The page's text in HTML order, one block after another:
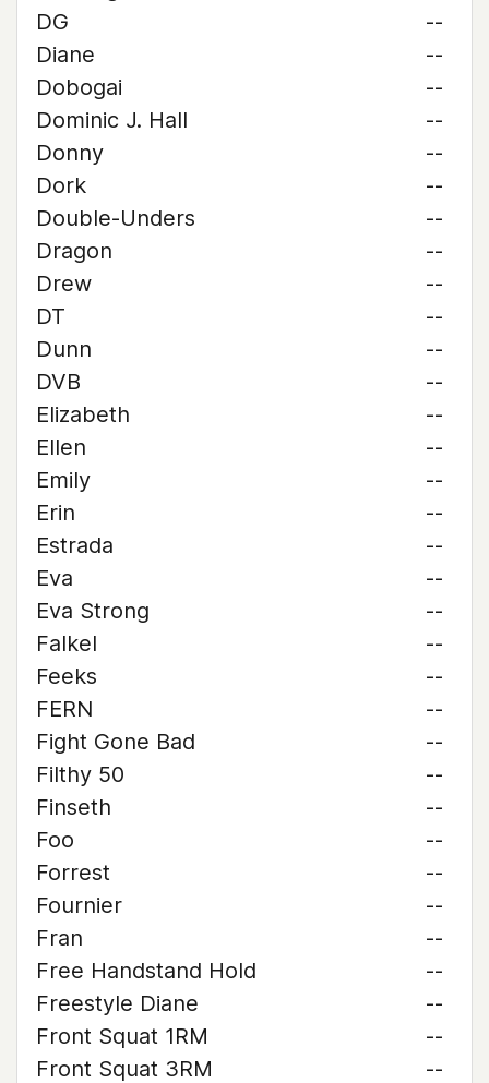
DG
--
Diane
--
Dobogai
--
Dominic J. Hall
--
Donny
--
Dork
--
Double-Unders
--
Dragon
--
Drew
--
DT
--
Dunn
--
DVB
--
Elizabeth
--
Ellen
--
Emily
--
Erin
--
Estrada
--
Eva
--
Eva Strong
--
Falkel
--
Feeks
--
FERN
--
Fight Gone Bad
--
Filthy 50
--
Finseth
--
Foo
--
Forrest
--
Fournier
--
Fran
--
Free Handstand Hold
--
Freestyle Diane
--
Front Squat 1RM
--
Front Squat 3RM
--